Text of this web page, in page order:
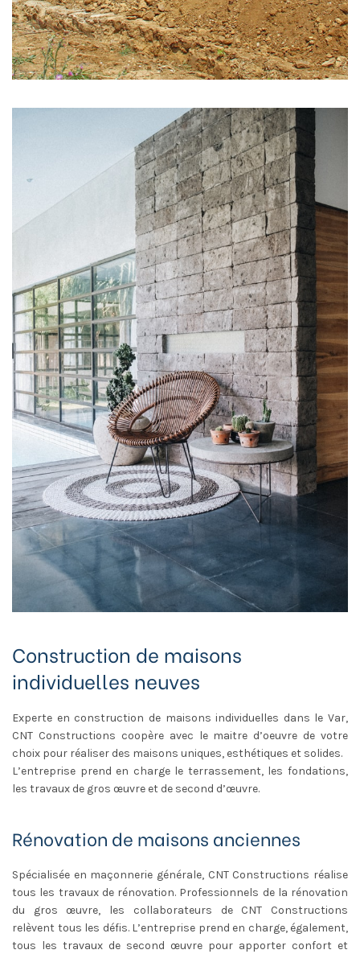
Construction de maisons
individuelles neuves
Experte en construction de maisons individuelles dans le Var,
CNT Constructions coopère avec le maitre d’oeuvre de votre
choix pour réaliser des maisons uniques, esthétiques et solides.
L’entreprise prend en charge le terrassement, les fondations,
les travaux de gros œuvre et de second d’œuvre.
Rénovation de maisons anciennes
Spécialisée en maçonnerie générale, CNT Constructions réalise
tous les travaux de rénovation. Professionnels de la rénovation
du gros œuvre, les collaborateurs de CNT Constructions
relèvent tous les défis. L’entreprise prend en charge, également,
tous les travaux de second œuvre pour apporter confort et